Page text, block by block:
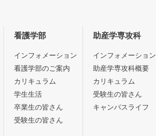
看護学部
インフォメーション
看護学部のご案内
カリキュラム
学生生活
卒業生の皆さん
受験生の皆さん
助産学専攻科
インフォメーション
助産学専攻科概要
カリキュラム
受験生の皆さん
キャンパスライフ